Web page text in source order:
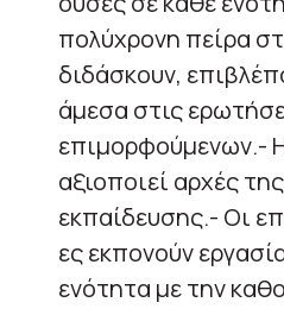
πολύχρονη πείρα
διδάσκουν,
άμεσα στις
επιμορφούμενων.-
αξιοποιεί αρχές
εκπαίδευσης.- Οι
ες εκπονούν
ενότητα με την